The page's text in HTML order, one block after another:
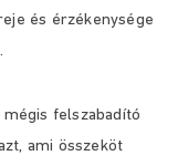
és érzékenysége
felszabadító
ami összeköt